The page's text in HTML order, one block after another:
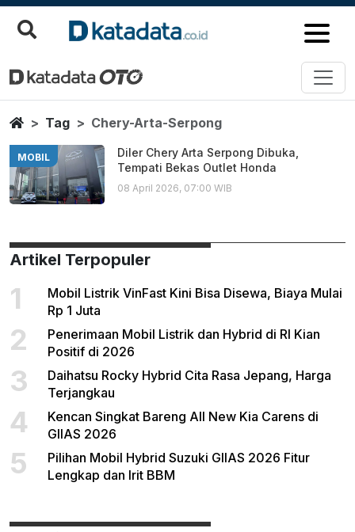
Chery Arta Serpong
Berita Terbaru
HomeTag Chery-Arta-Serpong
MOBIL
Diler Chery Arta Serpong Dibuka,
Tempati Bekas Outlet Honda
08 April 2026, 07:00 WIB
Artikel Terpopuler
1
Mobil Listrik VinFast Kini Bisa Disewa, Biaya Mulai
Rp 1 Juta
2
Penerimaan Mobil Listrik dan Hybrid di RI Kian
Positif di 2026
3
Daihatsu Rocky Hybrid Cita Rasa Jepang, Harga
Terjangkau
4
Kencan Singkat Bareng All New Kia Carens di
GIIAS 2026
5
Pilihan Mobil Hybrid Suzuki GIIAS 2026 Fitur
Lengkap dan Irit BBM